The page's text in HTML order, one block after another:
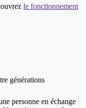
le fonctionnement
générations
personne en échange